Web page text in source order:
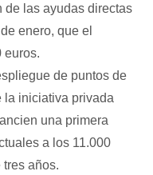
de las ayudas directas
enero, que el
euros.
de puntos de
la iniciativa privada
una primera
a los 11.000
tres años.